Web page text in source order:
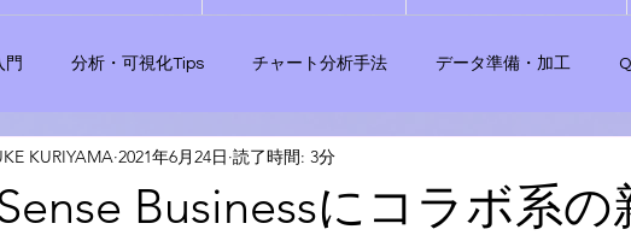
門 分析・可視化Tips チャート分析手法 データ準備・加工
管理と運用Tips Qlik関数 Qlik Sense無料試用
Businessにコラボ系の
KURIYAMA 2021年6月24日 読了時間: 3分